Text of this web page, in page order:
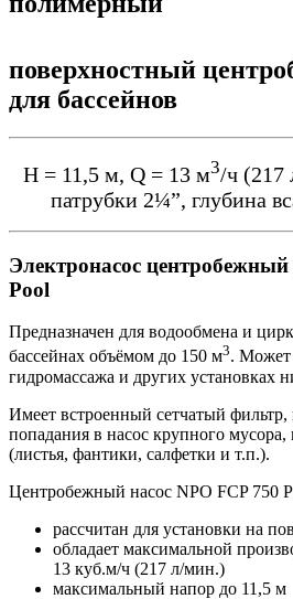
поверхностный
для бассейнов
Н = 11,5 м, Q = 13 м3/ч (217
патрубки 2¼”, глубина
Электронасос центробежный
Pool
Предназначен для водообмена и
бассейнах объёмом до 150 м3. Может
гидромассажа и других установках
Имеет встроенный сетчатый
попадания в насос крупного
(листья, фантики, салфетки и т.п.).
Центробежный насос NPO FCP 750
рассчитан для установки на
обладает максимальной
13 куб.м/ч (217 л/мин.)
максимальный напор до 11,5 м